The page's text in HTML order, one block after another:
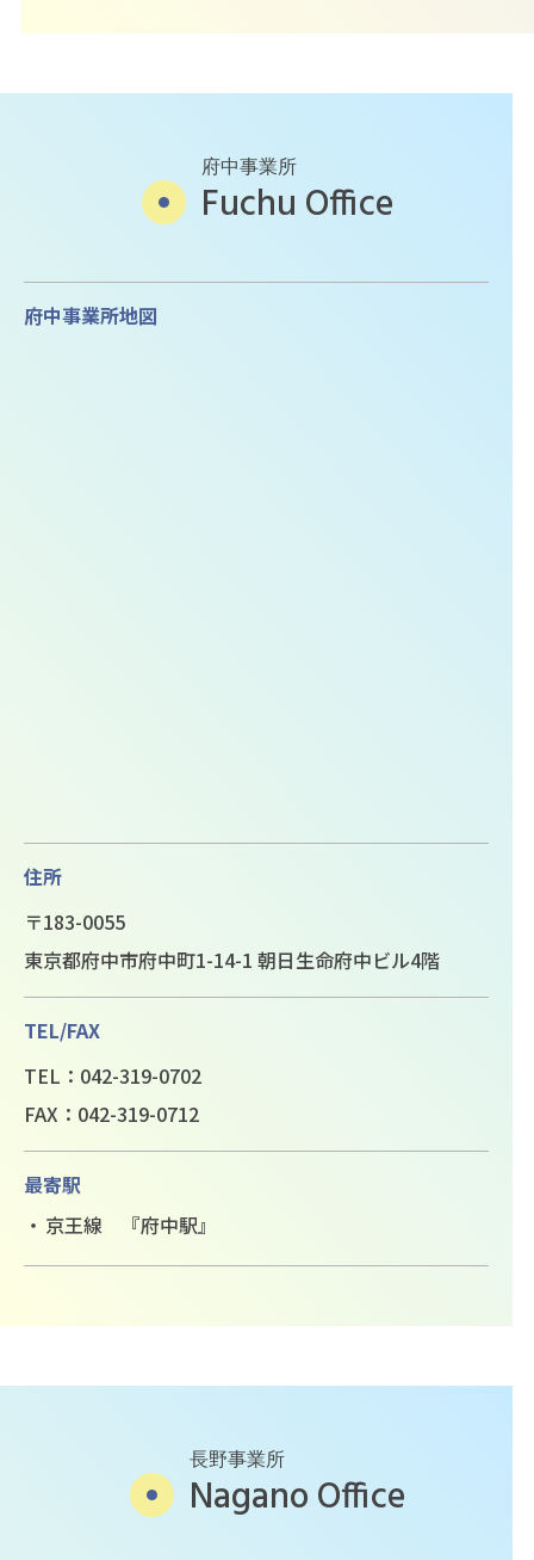
府中事業所
Fuchu Office
府中事業所地図
住所
〒183-0055
東京都府中市府中町1-14-1 朝日生命府中ビル4階
TEL/FAX
TEL：042-319-0702
FAX：042-319-0712
最寄駅
京王線 『府中駅』
長野事業所
Nagano Office